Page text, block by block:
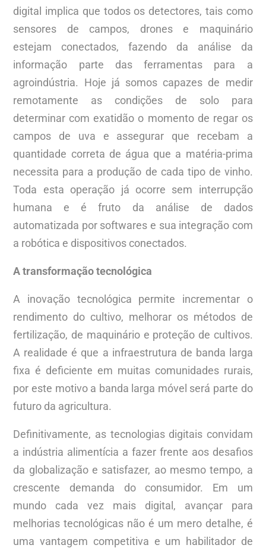
digital implica que todos os detectores, tais como
sensores de campos, drones e maquinário
estejam conectados, fazendo da análise da
informação parte das ferramentas para a
agroindústria. Hoje já somos capazes de medir
remotamente as condições de solo para
determinar com exatidão o momento de regar os
campos de uva e assegurar que recebam a
quantidade correta de água que a matéria-prima
necessita para a produção de cada tipo de vinho.
Toda esta operação já ocorre sem interrupção
humana e é fruto da análise de dados
automatizada por softwares e sua integração com
a robótica e dispositivos conectados.
A transformação tecnológica
A inovação tecnológica permite incrementar o
rendimento do cultivo, melhorar os métodos de
fertilização, de maquinário e proteção de cultivos.
A realidade é que a infraestrutura de banda larga
fixa é deficiente em muitas comunidades rurais,
por este motivo a banda larga móvel será parte do
futuro da agricultura.
Definitivamente, as tecnologias digitais convidam
a indústria alimentícia a fazer frente aos desafios
da globalização e satisfazer, ao mesmo tempo, a
crescente demanda do consumidor. Em um
mundo cada vez mais digital, avançar para
melhorias tecnológicas não é um mero detalhe, é
uma vantagem competitiva e um habilitador de